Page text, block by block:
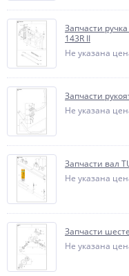
Запчасти
143R II
Не указана
Запчасти
Не указана
Запчасти вал
Не указана
Запчасти
Не указана